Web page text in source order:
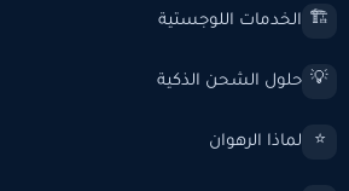
🏗️ الخدمات اللوجستية
💡 حلول الشحن الذكية
⭐ لماذا الرهوان